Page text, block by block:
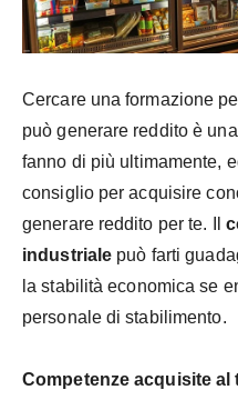
Cercare una formazione
può generare reddito è
fanno di più ultimamente,
consiglio per acquisire
generare reddito per te. Il
industriale può farti
la stabilità economica se
personale di stabilimento.
Competenze acquisite al